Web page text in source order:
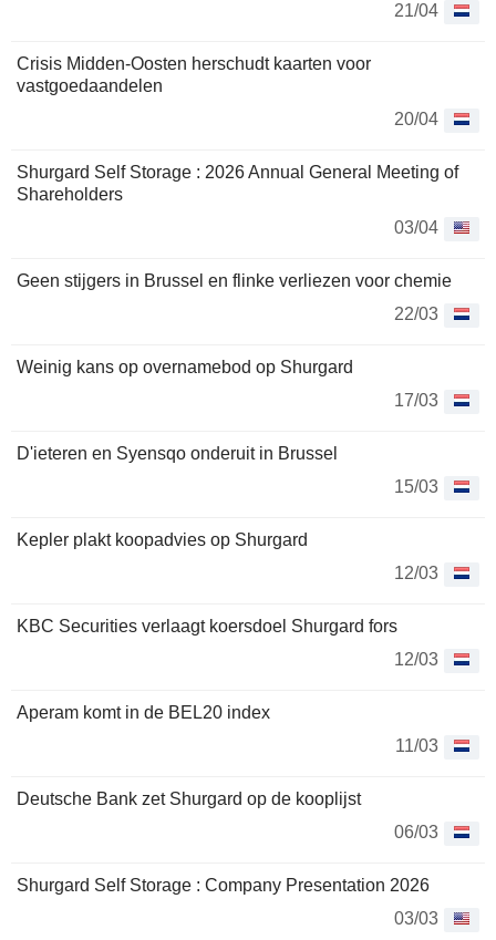
21/04
Crisis Midden-Oosten herschudt kaarten voor
vastgoedaandelen
20/04
Shurgard Self Storage : 2026 Annual General Meeting of
Shareholders
03/04
Geen stijgers in Brussel en flinke verliezen voor chemie
22/03
Weinig kans op overnamebod op Shurgard
17/03
D'ieteren en Syensqo onderuit in Brussel
15/03
Kepler plakt koopadvies op Shurgard
12/03
KBC Securities verlaagt koersdoel Shurgard fors
12/03
Aperam komt in de BEL20 index
11/03
Deutsche Bank zet Shurgard op de kooplijst
06/03
Shurgard Self Storage : Company Presentation 2026
03/03